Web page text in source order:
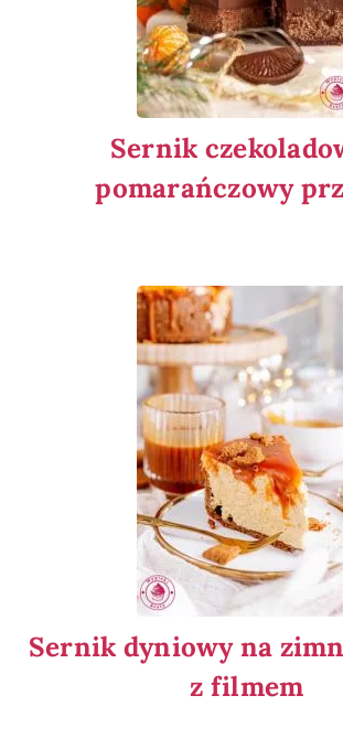
Sernik
pomarańczowy
Sernik dyniowy na
z filmem